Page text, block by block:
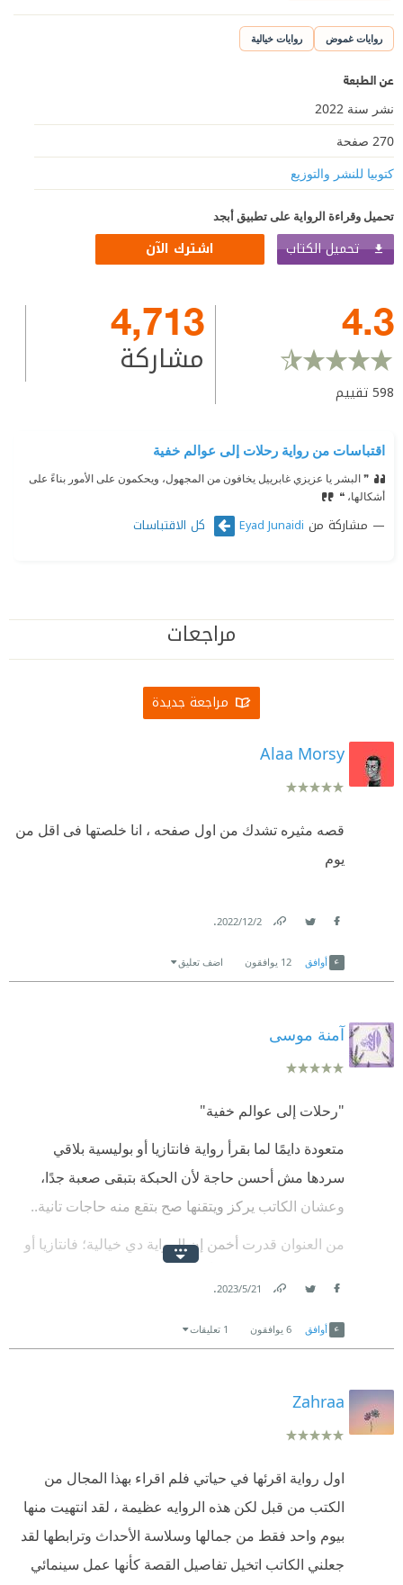
روايات غموض روايات خيالية
عن الطبعة
نشر سنة 2022
270 صفحة
كتوبيا للنشر والتوزيع
تحميل وقراءة الرواية على تطبيق أبجد
تحميل الكتاب اشترك الآن
4.3
598تقييم
4,713
مشاركة
اقتباسات من رواية رحلات إلى عوالم خفية
❞ البشر يا عزيزي غابرييل يخافون من المجهول، ويحكمون على الأمور بناءً على
أشكالها، ❝
مشاركة من Eyad Junaidi كل الاقتباسات
مراجعات
مراجعة جديدة
Alaa Morsy
قصه مثيره تشدك من اول صفحه ، انا خلصتها فى اقل من
يوم
2‏/12‏/2022
.
أوافق 12 يوافقون اضف تعليق
آمنة موسى
"رحلات إلى عوالم خفية"
متعودة دايمًا لما بقرأ رواية فانتازيا أو بوليسية بلاقي
سردها مش أحسن حاجة لأن الحبكة بتبقى صعبة جدًا،
وعشان الكاتب يركز ويتقنها صح بتقع منه حاجات تانية..
من العنوان قدرت أخمن إن الرواية دي خيالية؛ فانتازيا أو
واحد منها رغم قراءاتي الكتيرة اللي كنت بتوقع فيها حلول
أنا حتى الآن مش قادرة أخرج من حالة الانبهار بالعمل، ولا
قادرة أتخطى شعور السعادة بإني لقيت رواية حلوة كده،
الدماغ دي!"
السرد كان معيشني جوا الأحداث لدرجة إني مركزتش آخد
اقتباسات من العمل من كتر الاندماج، والشيء الغريب إنه
21‏/5‏/2023
.
أوافق 6 يوافقون 1 تعليقات
Zahraa
اول رواية اقرئها في حياتي فلم اقراء بهذا المجال من
الكتب من قبل لكن هذه الروايه عظيمة ، لقد انتهيت منها
بيوم واحد فقط من جمالها وسلاسة الأحداث وترابطها لقد
جعلني الكاتب اتخيل تفاصيل القصة كأنها عمل سينمائي